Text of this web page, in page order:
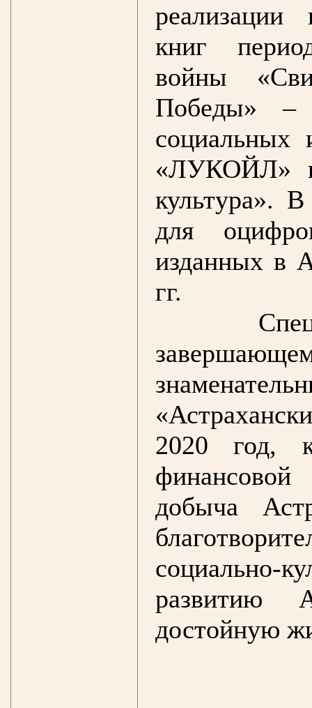
реализации
книг
войны
Победы» –
социальных
«ЛУКОЙЛ»
культура».
для
изданных в
гг.
2020 год,
добыча
социально-
развитию
достойную